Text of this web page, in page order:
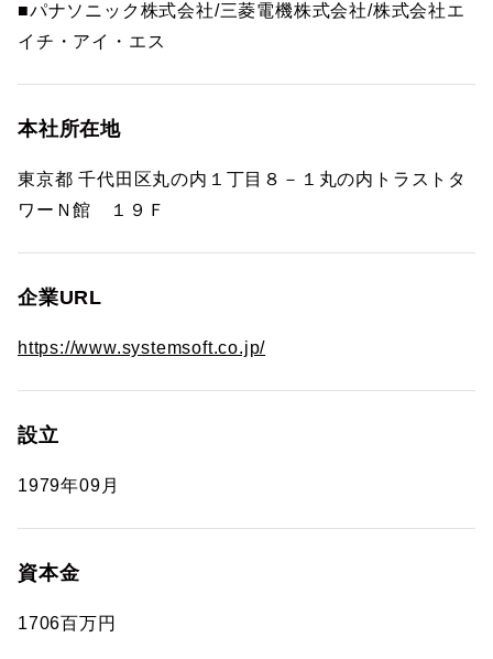
■パナソニック株式会社/三菱電機株式会社/株式会社エ
イチ・アイ・エス
本社所在地
東京都 千代田区丸の内１丁目８－１丸の内トラストタ
ワーＮ館 １９Ｆ
企業URL
https://www.systemsoft.co.jp/
設立
1979年09月
資本金
1706百万円